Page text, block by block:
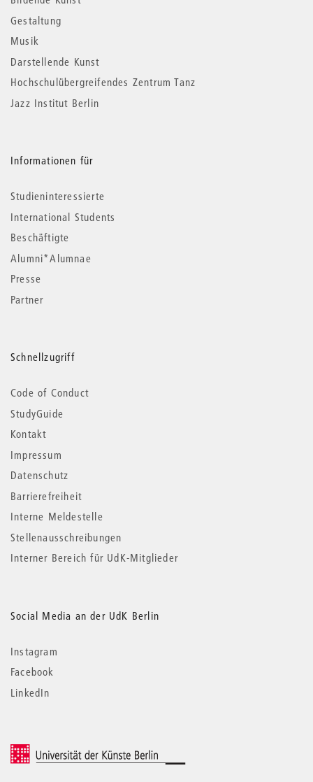
Gestaltung
Musik
Darstellende Kunst
Hochschulübergreifendes Zentrum Tanz
Jazz Institut Berlin
Informationen für
Studieninteressierte
International Students
Beschäftigte
Alumni*Alumnae
Presse
Partner
Schnellzugriff
Code of Conduct
StudyGuide
Kontakt
Impressum
Datenschutz
Barrierefreiheit
Interne Meldestelle
Stellenausschreibungen
Interner Bereich für UdK-Mitglieder
Social Media an der UdK Berlin
Instagram
Facebook
LinkedIn
© 2026 Universität der Künste Berlin